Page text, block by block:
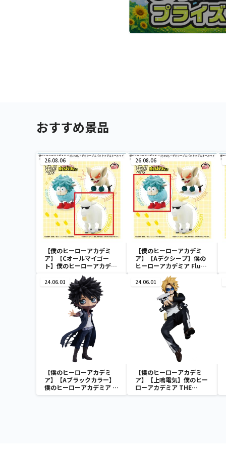
おすすめ景品
26.08.06
【僕のヒーローアカデミ
ア】【Cオールマイゴー
ト】僕のヒーローアカデミ
ア Fluffy Puffy～デクシー
プ＆バクドッグ＆オールマ
イゴート～
26.08.06
【僕のヒーローアカデミ
ア】【Aデクシープ】僕の
ヒーローアカデミア Fluffy
Puffy～デクシープ＆バク
ドッグ＆オールマイゴート
～
24.06.01
【僕のヒーローアカデミ
ア】【Aブラックカラー】
僕のヒーローアカデミア Q
posket-荼毘-
24.06.01
【僕のヒーローアカデミ
ア】【上鳴電気】僕のヒー
ローアカデミア THE
AMAZING HEROES vol.21